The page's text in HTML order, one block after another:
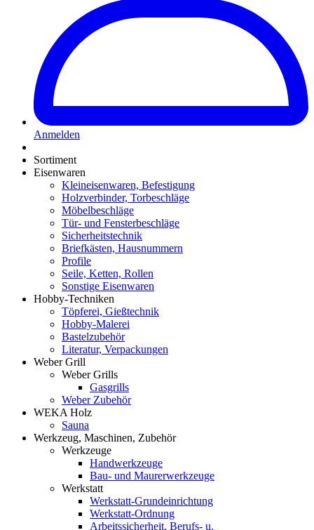
Anmelden
Sortiment
Eisenwaren
Kleineisenwaren, Befestigung
Holzverbinder, Torbeschläge
Möbelbeschläge
Tür- und Fensterbeschläge
Sicherheitstechnik
Briefkästen, Hausnummern
Profile
Seile, Ketten, Rollen
Sonstige Eisenwaren
Hobby-Techniken
Töpferei, Gießtechnik
Hobby-Malerei
Bastelzubehör
Literatur, Verpackungen
Weber Grill
Weber Grills
Gasgrills
Weber Zubehör
WEKA Holz
Sauna
Werkzeug, Maschinen, Zubehör
Werkzeuge
Handwerkzeuge
Bau- und Maurerwerkzeuge
Werkstatt
Werkstatt-Grundeinrichtung
Werkstatt-Ordnung
Arbeitssicherheit, Berufs- u.